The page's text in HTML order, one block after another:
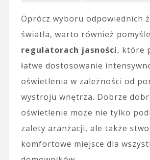
Oprócz wyboru odpowiednich
światła, warto również
regulatorach jasności, które
łatwe dostosowanie
oświetlenia w zależności od
wystroju wnętrza. Dobrze
oświetlenie może nie tylko
zalety aranżacji, ale także
komfortowe miejsce dla